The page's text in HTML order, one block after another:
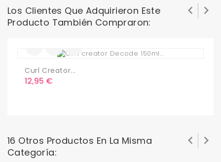
Los Clientes Que Adquirieron Este
Producto También Compraron:
Curl Creator...
Precio
12,95 €
 
16 Otros Productos En La Misma
Categoría:
 